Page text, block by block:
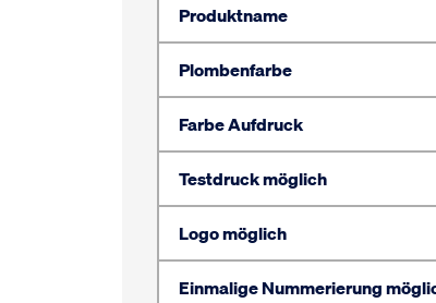
Produktname
Plombenfarbe
Farbe Aufdruck
Testdruck möglich
Logo möglich
Einmalige Nummerierung